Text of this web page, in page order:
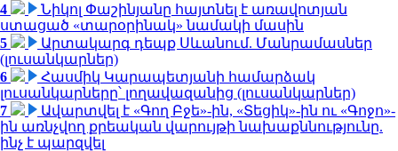
4
Նիկոլ Փաշինյանը հայտնել է առավոտյան
ստացած «տարօրինակ» նամակի մասին
5
Արտակարգ դեպք Սևանում. Մանրամասներ
(լուսանկարներ)
6
Հասմիկ Կարապետյանի համարձակ
լուսանկարները՝ լողավազանից (լուսանկարներ)
7
Ավարտվել է «Գող Բջե»-ին, «Տեցիկ»-ին ու «Գոջո»-
ին առնչվող քրեական վարույթի նախաքննությունը.
ինչ է պարզվել